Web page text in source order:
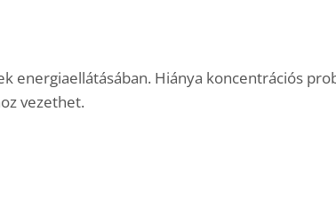
energiaellátásában. Hiánya koncentrációs
vezethet.